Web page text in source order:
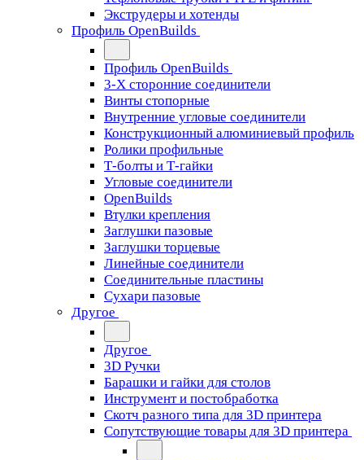
Экструдеры и хотенды
Профиль OpenBuilds
Профиль OpenBuilds
3-Х сторонние соединители
Винты стопорные
Внутренние угловые соединители
Конструкционный алюминиевый профиль
Ролики профильные
Т-болты и Т-гайки
Угловые соединители
OpenBuilds
Втулки крепления
Заглушки пазовые
Заглушки торцевые
Линейные соединители
Соединительные пластины
Сухари пазовые
Другое
Другое
3D Ручки
Барашки и гайки для столов
Инструмент и постобработка
Скотч разного типа для 3D принтера
Сопутствующие товары для 3D принтера